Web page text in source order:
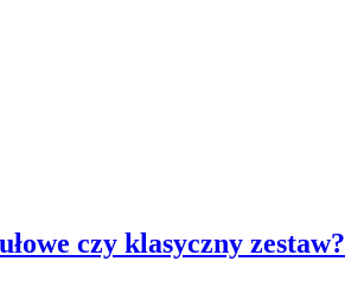
czy klasyczny zestaw?